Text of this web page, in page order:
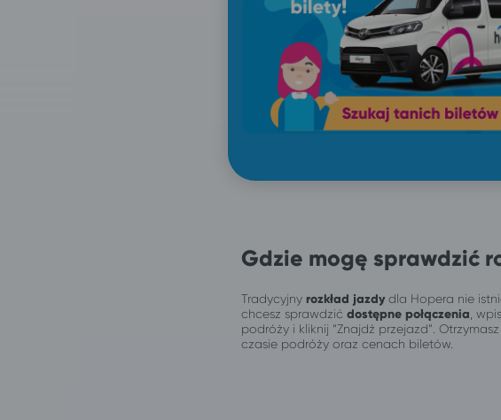
Gdzie mogę sprawdzić
Tradycyjny rozkład jazdydla Hopera nie
chcesz sprawdzić dostępne połączenia ,
podróży i kliknij “Znajdź przejazd”.
czasie podróży oraz cenach biletów.